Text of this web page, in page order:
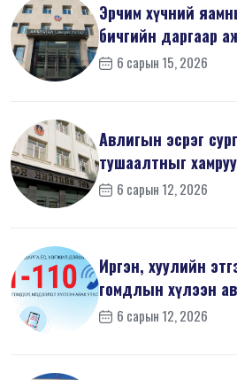
Эрчим хүчний
бичгийн даргаар
на...6 сарын 15, 2026
Авлигын эсрэг
тушаалтныг
6 сарын 12, 2026
Иргэн, хуулийн
гомдлын хүлээн
6 сарын 12, 2026